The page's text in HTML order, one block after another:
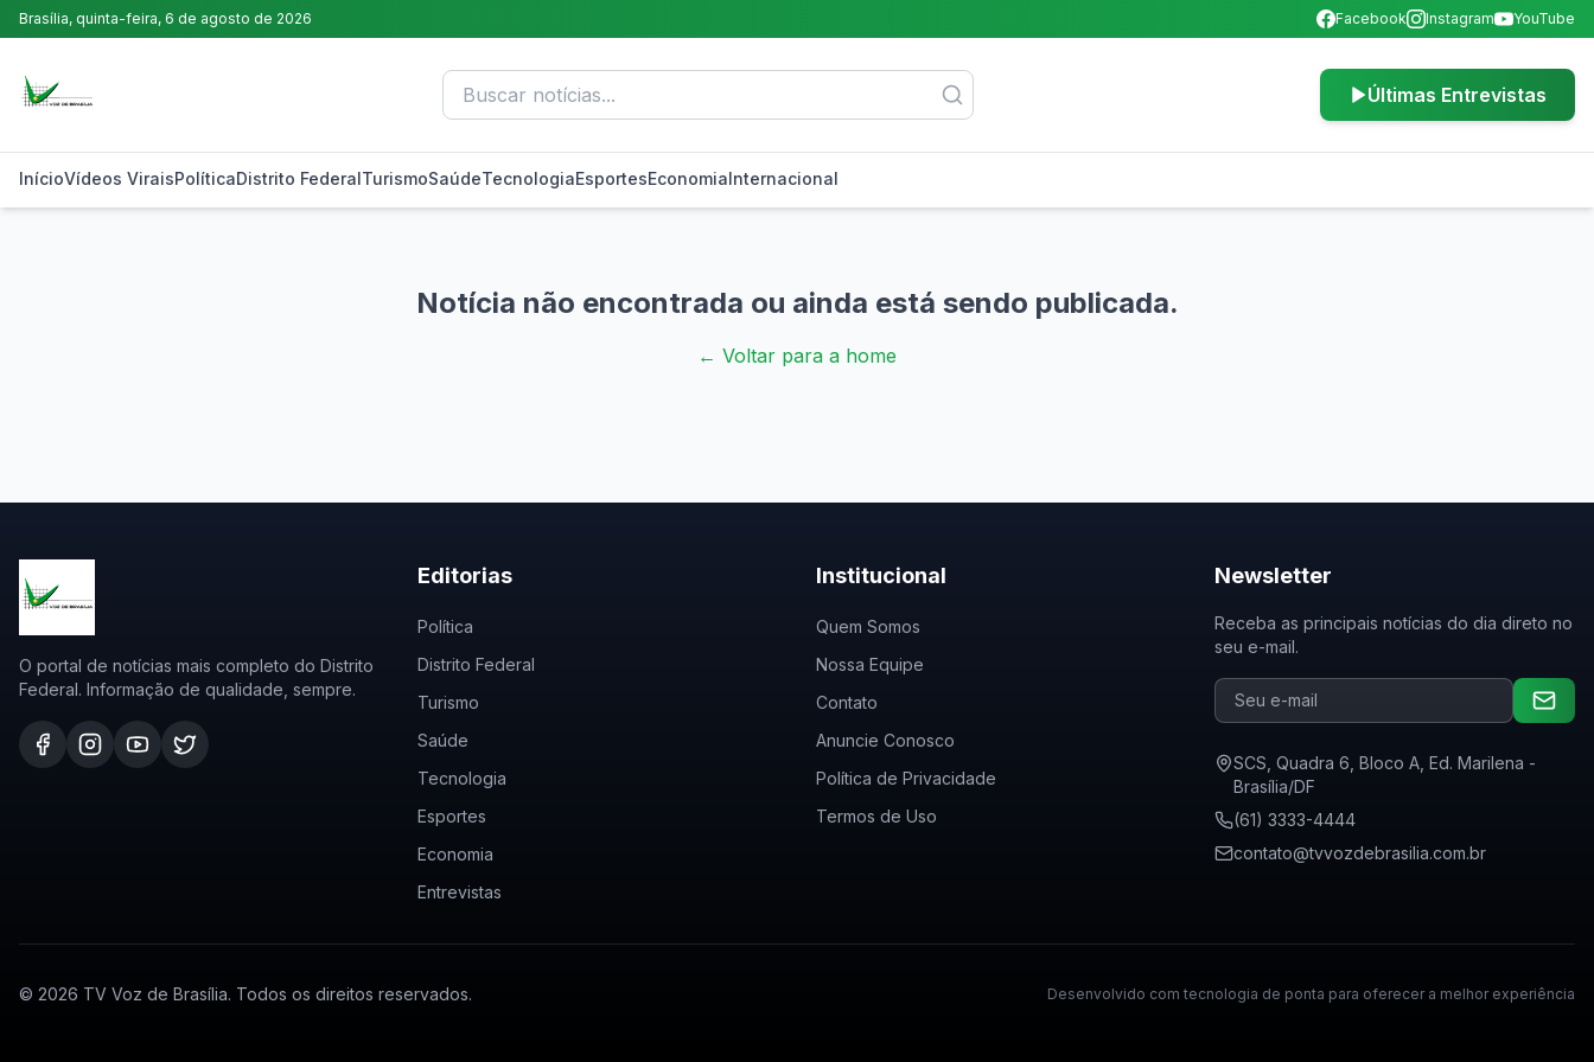
Brasília, quinta-feira, 6 de agosto de 2026 Facebook Instagram YouTube
Últimas Entrevistas
InícioVídeos ViraisPolíticaDistrito FederalTurismoSaúdeTecnologiaEsportesEconomiaInternacional
Notícia não encontrada ou ainda está sendo publicada.
← Voltar para a home
O portal de notícias mais completo do Distrito
Federal. Informação de qualidade, sempre.
Editorias
Política
Distrito Federal
Turismo
Saúde
Tecnologia
Esportes
Economia
Entrevistas
Institucional
Quem Somos
Nossa Equipe
Contato
Anuncie Conosco
Política de Privacidade
Termos de Uso
Newsletter
Receba as principais notícias do dia direto no
seu e-mail.
SCS, Quadra 6, Bloco A, Ed. Marilena -
Brasília/DF
(61) 3333-4444
contato@tvvozdebrasilia.com.br
© 2026 TV Voz de Brasília. Todos os direitos reservados. Desenvolvido com tecnologia de ponta para oferecer a melhor experiência